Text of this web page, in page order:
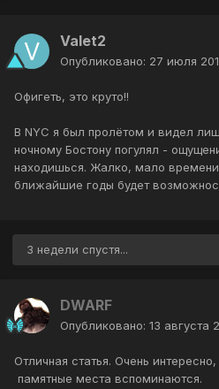
Valet2
Опубликовано: 27 июля
Офигеть, это круто!!
В NYC я был пролётом и видел
ночному Бостону погулял -
находишься. Жалко, мало
ближайшие годы будет
3 недели спустя...
DWARF
Опубликовано: 13 августа
Отличная статья. Очень
памятные места вспоминаются.